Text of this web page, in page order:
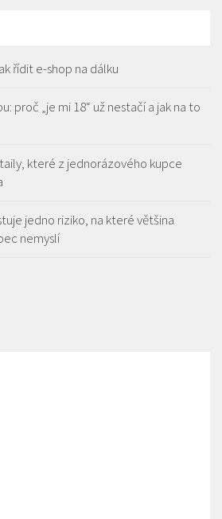
řídit e-shop na dálku
proč „je mi 18“ už nestačí a jak na to
které z jednorázového kupce
jedno riziko, na které většina
nemyslí